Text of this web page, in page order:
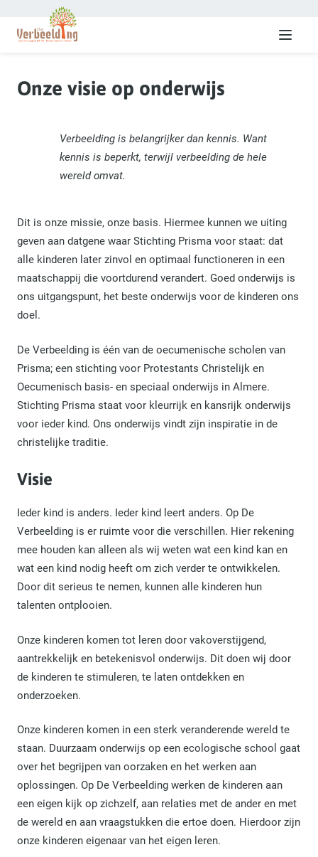
Menu
Onze visie op onderwijs
Verbeelding is belangrijker dan kennis. Want
kennis is beperkt, terwijl verbeelding de hele
wereld omvat.
Dit is onze missie, onze basis. Hiermee kunnen we uiting
geven aan datgene waar Stichting Prisma voor staat: dat
alle kinderen later zinvol en optimaal functioneren in een
maatschappij die voortdurend verandert. Goed onderwijs is
ons uitgangspunt, het beste onderwijs voor de kinderen ons
doel.
De Verbeelding is één van de oecumenische scholen van
Prisma; een stichting voor Protestants Christelijk en
Oecumenisch basis- en speciaal onderwijs in Almere.
Stichting Prisma staat voor kleurrijk en kansrijk onderwijs
voor ieder kind. Ons onderwijs vindt zijn inspiratie in de
christelijke traditie.
Visie
Ieder kind is anders. Ieder kind leert anders. Op De
Verbeelding is er ruimte voor die verschillen. Hier rekening
mee houden kan alleen als wij weten wat een kind kan en
wat een kind nodig heeft om zich verder te ontwikkelen.
Door dit serieus te nemen, kunnen alle kinderen hun
talenten ontplooien.
Onze kinderen komen tot leren door vakoverstijgend,
aantrekkelijk en betekenisvol onderwijs. Dit doen wij door
de kinderen te stimuleren, te laten ontdekken en
onderzoeken.
Onze kinderen komen in een sterk veranderende wereld te
staan. Duurzaam onderwijs op een ecologische school gaat
over het begrijpen van oorzaken en het werken aan
oplossingen. Op De Verbeelding werken de kinderen aan
een eigen kijk op zichzelf, aan relaties met de ander en met
de wereld en aan vraagstukken die ertoe doen. Hierdoor zijn
onze kinderen eigenaar van het eigen leren.